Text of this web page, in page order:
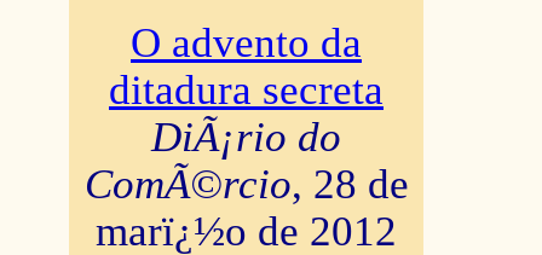
O advento da
ditadura secreta
DiÃ¡rio do
ComÃ©rcio, 28 de
marï¿½o de 2012